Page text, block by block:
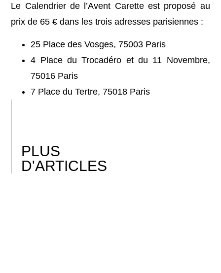
Le Calendrier de l’Avent Carette est proposé au
prix de 65 € dans les trois adresses parisiennes :
25 Place des Vosges, 75003 Paris
4 Place du Trocadéro et du 11 Novembre,
75016 Paris
7 Place du Tertre, 75018 Paris
PLUS
D'ARTICLES